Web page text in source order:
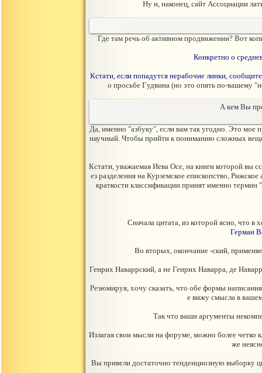
Ну и, наконец, сайт Ассоциации
Где там речь об активном продвижении? Вот
Конкретно о
Кстати, если попадутся нерабочие линки,
о просьбе Гудвина (но это опять по-вашему
А кем Вы
Да, именно "азбуку", если вам так угодно. Это мое
научный. Чтобы прийти к пониманию сложных
Кстати, уважаемая Иева Осе, на книги которой вы
ез разделения на Курземское епископство,
краткости классификации принят именно
Сначала цитата, из которой ясно, что
Герман
Во вторых, окончание -ский,
Генрих Наваррский, а не Генрих Наварра, де
Резюмируя, хочу сказать, что обе формы
е вижу смысла в
Так что ваши аргументы
Излагая свои мысли на форуме, можно более четко
же
Вы привели достаточно тенденциозную выборку